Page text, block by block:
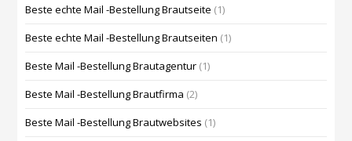
Beste echte Mail -Bestellung Brautseite (1)
Beste echte Mail -Bestellung Brautseiten (1)
Beste Mail -Bestellung Brautagentur (1)
Beste Mail -Bestellung Brautfirma (2)
Beste Mail -Bestellung Brautwebsites (1)